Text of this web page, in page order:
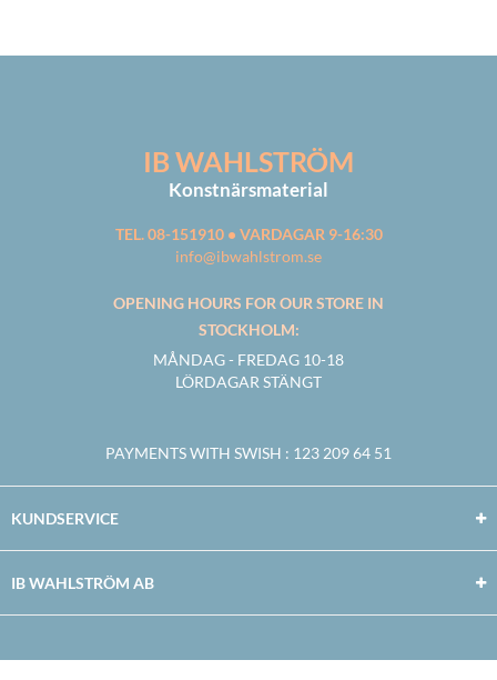
IB WAHLSTRÖM
Konstnärsmaterial
TEL. 08-151910 • VARDAGAR 9-16:30
info@ibwahlstrom.se
OPENING HOURS FOR OUR STORE IN
STOCKHOLM:
MÅNDAG - FREDAG 10-18
LÖRDAGAR STÄNGT
PAYMENTS WITH SWISH : 123 209 64 51
KUNDSERVICE
IB WAHLSTRÖM AB
Facebook
TwitterYoutubeInstagram